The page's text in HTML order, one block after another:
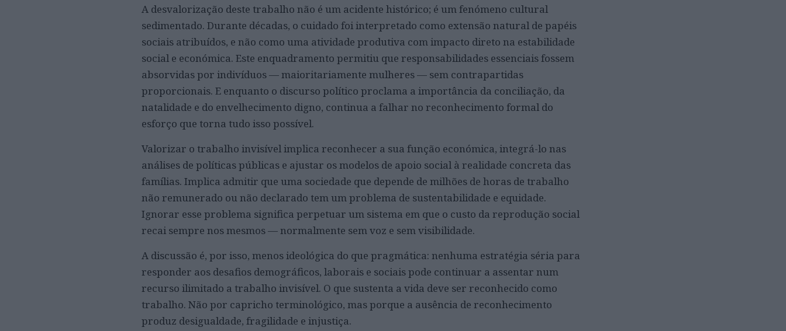
A desvalorização deste trabalho não é um acidente histórico; é um fenómeno cultural
sedimentado. Durante décadas, o cuidado foi interpretado como extensão natural de papéis
sociais atribuídos, e não como uma atividade produtiva com impacto direto na estabilidade
social e económica. Este enquadramento permitiu que responsabilidades essenciais fossem
absorvidas por indivíduos — maioritariamente mulheres — sem contrapartidas
proporcionais. E enquanto o discurso político proclama a importância da conciliação, da
natalidade e do envelhecimento digno, continua a falhar no reconhecimento formal do
esforço que torna tudo isso possível.
Valorizar o trabalho invisível implica reconhecer a sua função económica, integrá-lo nas
análises de políticas públicas e ajustar os modelos de apoio social à realidade concreta das
famílias. Implica admitir que uma sociedade que depende de milhões de horas de trabalho
não remunerado ou não declarado tem um problema de sustentabilidade e equidade.
Ignorar esse problema significa perpetuar um sistema em que o custo da reprodução social
recai sempre nos mesmos — normalmente sem voz e sem visibilidade.
A discussão é, por isso, menos ideológica do que pragmática: nenhuma estratégia séria para
responder aos desafios demográficos, laborais e sociais pode continuar a assentar num
recurso ilimitado a trabalho invisível. O que sustenta a vida deve ser reconhecido como
trabalho. Não por capricho terminológico, mas porque a ausência de reconhecimento
produz desigualdade, fragilidade e injustiça.